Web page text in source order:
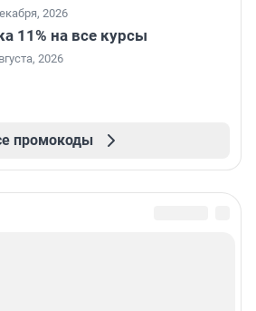
2026
11% на все курсы
2026
промокоды